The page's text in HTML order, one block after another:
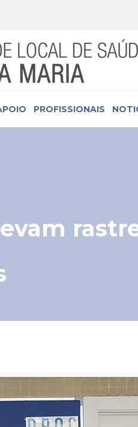
PROFISSIONAIS